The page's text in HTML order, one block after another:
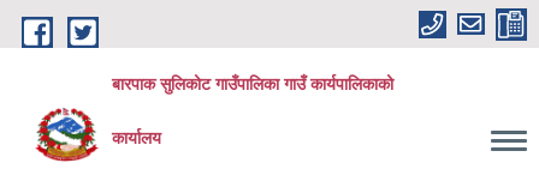
Skip to main content
बारपाक सुलिकोट गाउँपालिका गाउँ कार्यपालिकाको
कार्यालय